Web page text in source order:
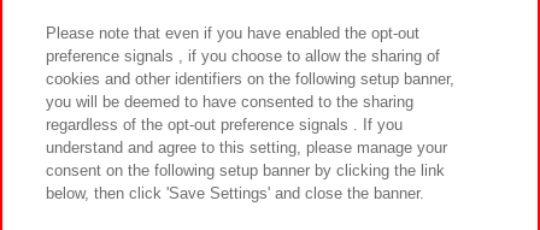
カスタマーハラスメント対応方針 よくあるご質問・お問い合わせ
©Bandai Namco Amusement Inc.
Please note that even if you have enabled the opt-out
preference signals , if you choose to allow the sharing of
cookies and other identifiers on the following setup banner,
you will be deemed to have consented to the sharing
regardless of the opt-out preference signals . If you
understand and agree to this setting, please manage your
consent on the following setup banner by clicking the link
below, then click 'Save Settings' and close the banner.